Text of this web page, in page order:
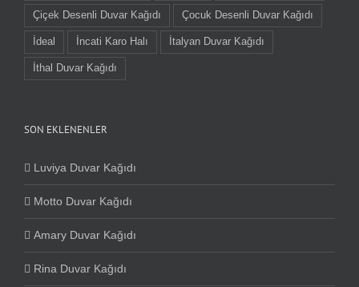
Çiçek Desenli Duvar Kağıdı Çocuk Desenli Duvar Kağıdı
İdeal İncati Karo Halı İtalyan Duvar Kağıdı
İthal Duvar Kağıdı
SON EKLENENLER
Luviya Duvar Kağıdı
Motto Duvar Kağıdı
Amary Duvar Kağıdı
Rina Duvar Kağıdı